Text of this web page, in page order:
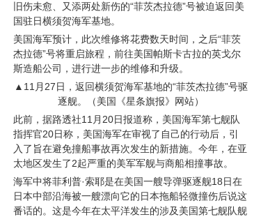
旧伤未愈、又添两处新伤的“菲茨杰拉德”号被迫返回美
国驻日横须贺海军基地。
美国海军预计，此次维修将花费数天时间，之后“菲茨
杰拉德”号将重启旅程，前往美国帕斯卡古拉的英戈尔
斯造船公司，进行进一步的维修和升级。
▲11月27日，返回横须贺海军基地的“菲茨杰拉德”号驱
逐舰。（美国《星条旗报》网站）
此前，据路透社11月20日报道称，美国海军第七舰队
指挥官20日称，美国海军在审视了自己的行动后，引
入了旨在避免撞船事故再次发生的新措施。今年，在亚
太地区发生了2起严重的美军军舰与商船相撞事故。
海军中将菲利普·索耶是在美国一艘导弹驱逐舰18日在
日本中部沿海被一艘漂向它的日本拖船轻微撞伤后说这
番话的。这是今年在太平洋发生的涉及美国第七舰队舰